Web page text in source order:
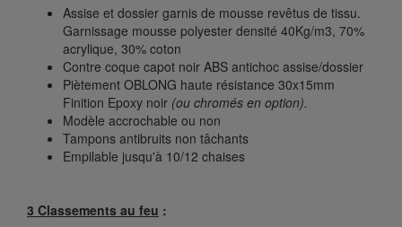
Assise et dossier garnis de mousse revêtus de tissu.
Garnissage mousse polyester densité 40Kg/m3, 70%
acrylique, 30% coton
Contre coque capot noir ABS antichoc assise/dossier
Piètement OBLONG haute résistance 30x15mm
Finition Epoxy noir (ou chromés en option).
Modèle accrochable ou non
Tampons antibruits non tâchants
Empilable jusqu'à 10/12 chaises
3 Classements au feu :